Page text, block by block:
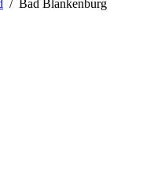
/ Bad Blankenburg